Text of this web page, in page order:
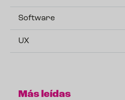
Software
UX
Más leídas